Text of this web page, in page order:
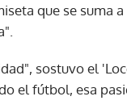
que se suma
sostuvo el
el fútbol, esa